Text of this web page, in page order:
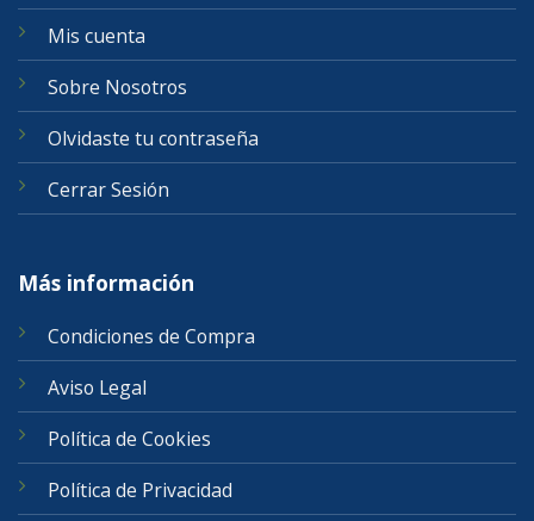
Mis cuenta
Sobre Nosotros
Olvidaste tu contraseña
Cerrar Sesión
Más información
Condiciones de Compra
Aviso Legal
Política de Cookies
Política de Privacidad